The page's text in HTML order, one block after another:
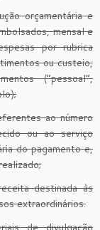
orçamentária e
mensal e
por rubrica
ou custeio,
(“pessoal”,
ao número
ou ao serviço
do pagamento e,
destinada às
extraordinários.
de divulgação